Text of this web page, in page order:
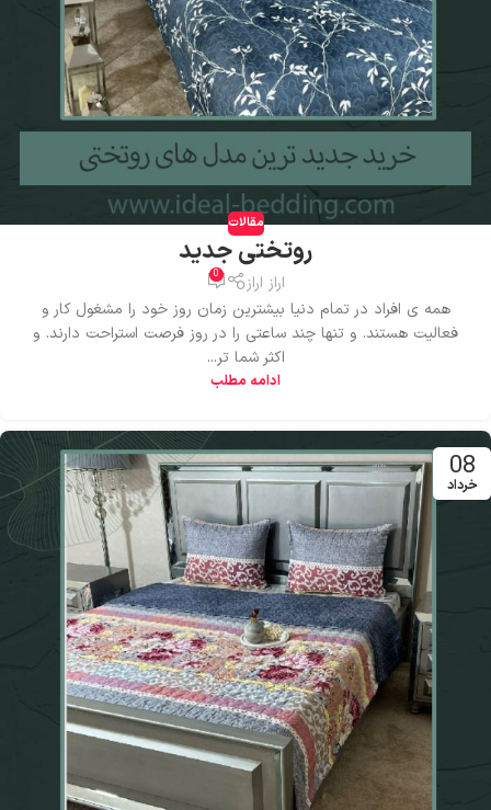
مقالات
روتختی جدید
اراز اراز 0
همه ی افراد در تمام دنیا بیشترین زمان روز خود را مشغول کار و
فعالیت هستند. و تنها چند ساعتی را در روز فرصت استراحت دارند. و
اکثر شما تر...
ادامه مطلب
08
خرداد